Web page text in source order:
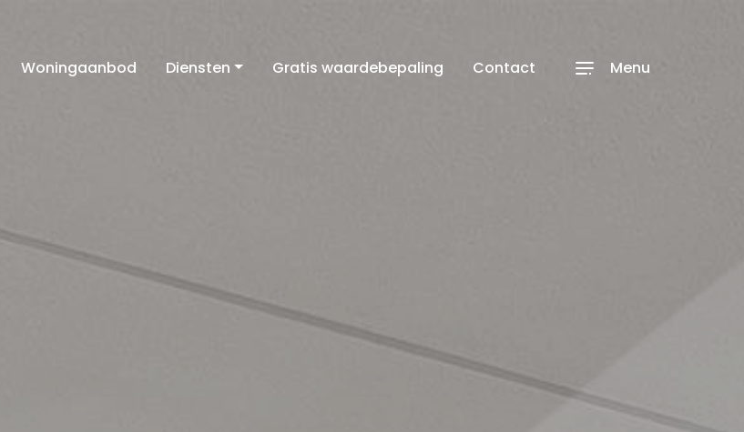
Woningaanbod Diensten Gratis waardebepaling Contact Menu